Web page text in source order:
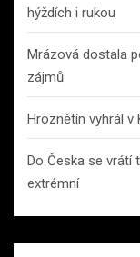
hýždích i rukou
Mrázová dostala
zájmů
Hroznětín vyhrál v
Do Česka se vrátí
extrémní